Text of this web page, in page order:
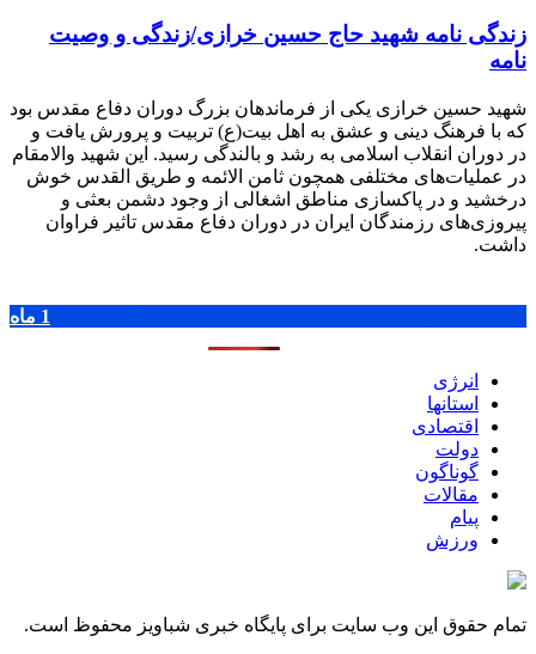
زندگی نامه شهید حاج حسین خرازی/زندگی و وصیت
نامه
شهید حسین خرازی یکی از فرماندهان بزرگ دوران دفاع مقدس بود
که با فرهنگ دینی و عشق به اهل بیت(ع) تربیت و پرورش یافت و
در دوران انقلاب اسلامی به رشد و بالندگی رسید. این شهید والامقام
در عملیات‌های مختلفی همچون ثامن الائمه و طریق القدس خوش
درخشید و در پاکسازی مناطق اشغالی از وجود دشمن بعثی و
پیروزی‌های رزمندگان ایران در دوران دفاع مقدس تاثیر فراوان
داشت.
1 ماه
انرژی
استانها
اقتصادی
دولت
گوناگون
مقالات
پیام
ورزش
تمام حقوق این وب سایت برای پایگاه خبری شباویز محفوظ است.